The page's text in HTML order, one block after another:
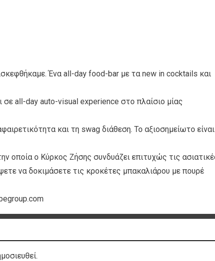
Ένα all-day food-bar με τα new in cocktails και
σε all-day auto-visual experience στο πλαίσιο μίας
και τη swag διάθεση. Το αξιοσημείωτο
οποία ο Κύρκος Ζήσης συνδυάζει επιτυχώς τις
να δοκιμάσετε τις κροκέτες μπακαλιάρου με πουρέ